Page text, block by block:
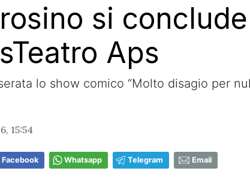
si
Aps
lo show comico “Molto disagio per
15:54
Facebook Whatsapp Telegram Email